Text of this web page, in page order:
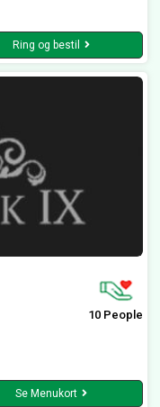
Ring og bestil
10 People
Se Menukort